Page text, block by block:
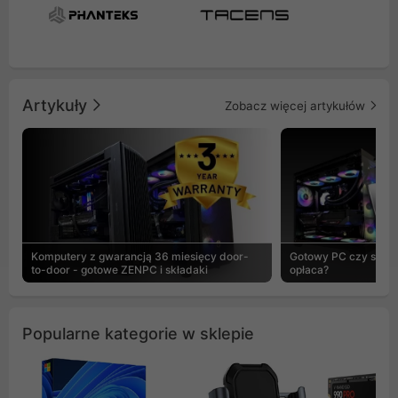
Artykuły Zobacz więcej artykułów
Komputery z gwarancją 36 miesięcy door-
to-door - gotowe ZENPC i składaki
Gotowy PC czy
opłaca?
Popularne kategorie w sklepie